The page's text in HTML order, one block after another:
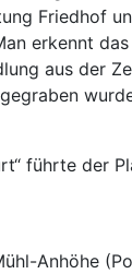
Friedhof
erkennt
aus der
führte der
Anhöhe